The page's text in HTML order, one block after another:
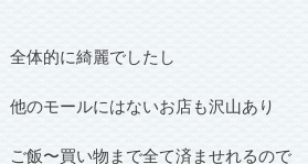
全体的に綺麗でしたし
他のモールにはないお店も沢山あり
ご飯〜買い物まで全て済ませれるので